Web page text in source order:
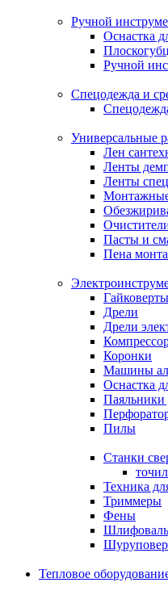
Ручной
Оснастка
Ручной
Спецодежда и
Универсальные
Лен
Ленты
Ленты
Пасты и
Пена
Гайковерты
Дрели
Дрели
Коронки
Машины
Оснастка
Пилы
Станки
Техника
Триммеры
Фены
Тепловое